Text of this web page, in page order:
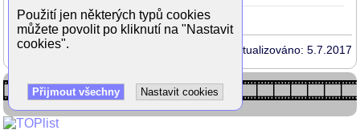
Aktualizováno: 5.7.2017
Použití jen některých typů cookies
můžete povolit po kliknutí na "Nastavit
cookies".
Přijmout všechny Nastavit cookies